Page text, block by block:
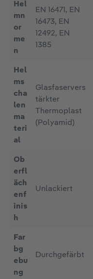
Hel
mn
or
me
n
EN 16471, EN
16473, EN
12492, EN
1385
Hel
ms
cha
len
ma
teri
al
Glasfaservers
tärkter
Thermoplast
(Polyamid)
Ob
erfl
äch
enf
inis
h
Unlackiert
Far
bg
ebu
ng
Durchgefärbt